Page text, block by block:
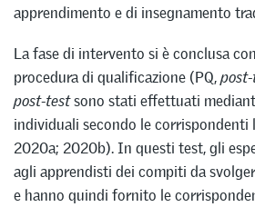
apprendimento e di insegnamento
La fase di intervento si è conclusa
procedura di qualificazione (PQ,
post-testsono stati effettuati
individuali secondo le corrispondenti
2020a; 2020b). In questi test, gli
agli apprendisti dei compiti da
e hanno quindi fornito le